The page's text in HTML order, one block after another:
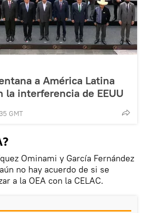
a América Latina
la interferencia de EEUU
GMT
Ominami y García Fernández
no hay acuerdo de si se
a la OEA con la CELAC.